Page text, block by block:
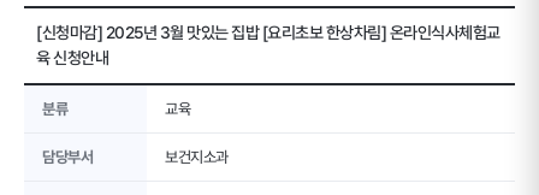
[신청마감] 2025년 3월 맛있는 집밥 [요리초보 한상차림] 온라인식사체험교
육 신청안내
분류 교육
담당부서 보건지소과